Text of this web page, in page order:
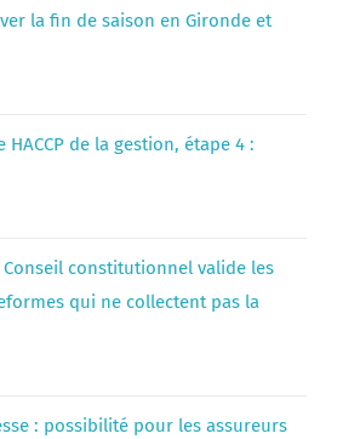
la fin de saison en Gironde et
de la gestion, étape 4 :
Conseil constitutionnel valide les
qui ne collectent pas la
: possibilité pour les assureurs